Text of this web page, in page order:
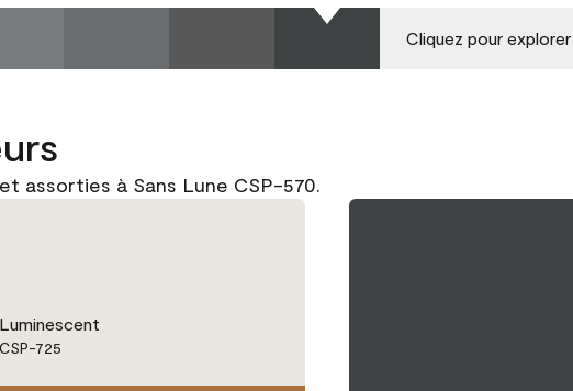
Cliquez pour
assorties à Sans Lune CSP-570.
Luminescent
CSP-725